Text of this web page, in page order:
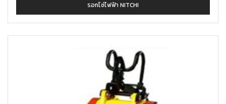
รอกโซ่ไฟฟ้า NITCHI